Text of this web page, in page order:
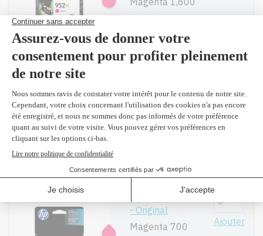
pages
77,99$ (2 et
plus 74,30 $)
du L0S64AN
#952XL
Magenta 1,600
37,99$
Ajouter
L0S52AN #952
- Original
Magenta 700
Ajouter